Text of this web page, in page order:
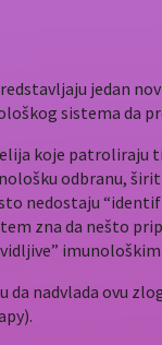
jedan
sistema da
koje patroliraju
odbranu,
nedostaju
zna da nešto
da nadvlada ovu